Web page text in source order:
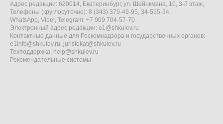
Адрес редакции: 620014, Екатеринбург, ул. Шейнкмана, 10, 3-й этаж,
Телефоны (круглосуточно): 8 (343) 379-49-95, 34-555-34,
WhatsApp, Viber, Telegram: +7 909 704-57-70
Электронный адрес редакции: e1@shkulev.ru
Контактные данные для Роскомнадзора и государственных органов:
e1info@shkulev.ru, juristekat@shkulev.ru
Техподдержка: help@shkulev.ru
Рекомендательные системы